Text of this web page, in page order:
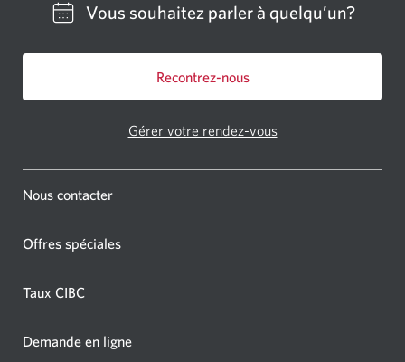
Vous souhaitez parler à quelqu’un?
Recontrez-nous
Gérer votre rendez-vous
Nous contacter
Offres spéciales
Taux CIBC
Demande en ligne